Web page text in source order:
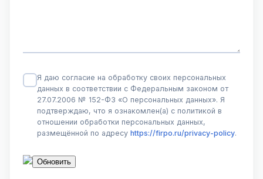
Я даю согласие на обработку своих персональных
данных в соответствии с Федеральным законом от
27.07.2006 № 152-ФЗ «О персональных данных». Я
подтверждаю, что я ознакомлен(а) с политикой в
отношении обработки персональных данных,
размещённой по адресу https://firpo.ru/privacy-policy.
Обновить